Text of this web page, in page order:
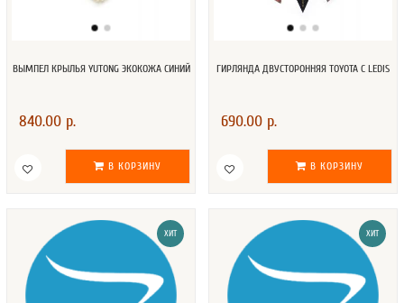
ВЫМПЕЛ КРЫЛЬЯ YUTONG ЭКОКОЖА СИНИЙ
840.00 р.
В КОРЗИНУ
ГИРЛЯНДА ДВУСТОРОННЯЯ TOYOTA С LEDIS
690.00 р.
В КОРЗИНУ
ХИТ ХИТ